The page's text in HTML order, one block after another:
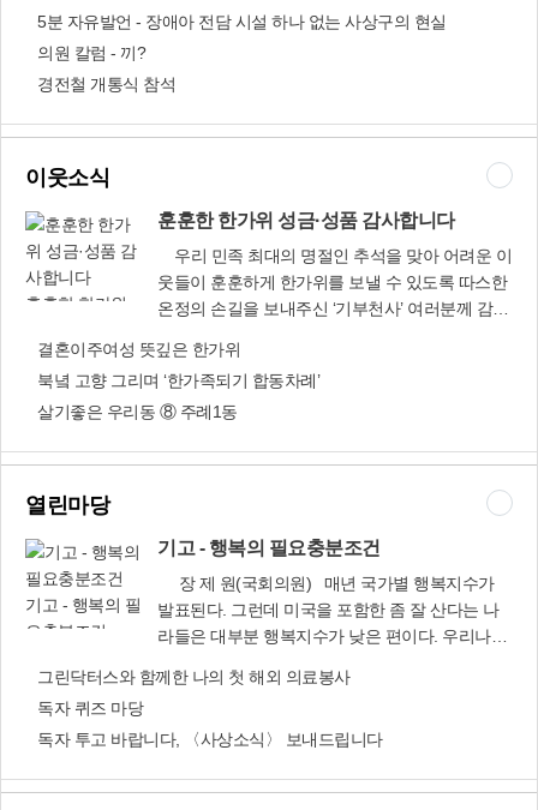
락강변공원을 잇는 국내 최장 육교인 ‘강변나들
문을 열어, 시민들이 자전거를 타고 보다 편리하게
〈교통행정과 ☎310-4555〉
조례개정안 등
장애인의 권리를 비하하는 문구를 사용하여 장애
출한 「부산광역시 사상구 청소년수련시설 운영
활동을 펼칠 예정이다.〈사상구의회 ☎310-
5분 자유발언 - 장애아 전담 시설 하나 없는 사상구의 현실
의원 칼럼 - 끼?
경전철 개통식 참석
이웃소식
훈훈한 한가위 성금·성품 감사합니다
훈훈한 한가위
합니다
웃들이 훈훈하게 한가위를 보낼 수 있도록 따스한
온정의 손길을 보내주신 ‘기부천사’ 여러분께 감사
맞이 성금·성품을 접수해 다음과 같이 전달했습니
다. ▲구청 훈훈한 추석맞이 성금·성품 저소득 주
민·복지시설에 전달=9월 1일부터 9일까지 공동모
원 상당)을 저소득주민 1천286세대와 사회복지시
설 에바다보육원에 전달.▲부산은행 희망나눔 재
단=추석맞이 사랑의 성품으로 온누리상품권 1천
250만원어치를 어려운 이웃 250세대에 지원.▲대
흥장유=간장선물세트 600개를 기증, 한부모가정·
장애인 등 어려운 이웃 340세대와 8개 보훈단체에
전달.▲감전동주민센터=(주)대헌프리텍(대표 이
에 전달.▲괘법동주민센터=한남교회(목사 정두
세대에 전달. ▲덕포1동주민센터=9일 민정식 소
이 50포(100만원 상당)를 가정위탁아동과 홀로어
결혼이주여성 뜻깊은 한가위
북녘 고향 그리며 ‘한가족되기 합동차례’
살기좋은 우리동 ⑧ 주례1동
열린마당
기고 - 행복의 필요충분조건
기고 - 행복의 필
요충분조건
발표된다. 그런데 미국을 포함한 좀 잘 산다는 나
라들은 대부분 행복지수가 낮은 편이다. 우리나라
하고 있다. 상식적으로 생각한다면, 경제대국의 국
하는데 현실은 그렇지 못하다. 그렇다면 과연 우
턴가 우리구의 행복지수에 대해 고민하기 시작했
그린닥터스와 함께한 나의 첫 해외 의료봉사
독자 퀴즈 마당
독자 투고 바랍니다, 〈사상소식〉 보내드립니다